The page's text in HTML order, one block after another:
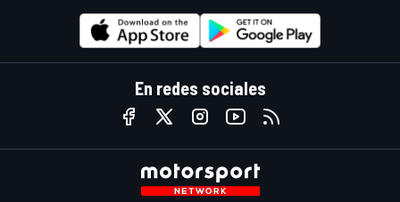
En redes sociales